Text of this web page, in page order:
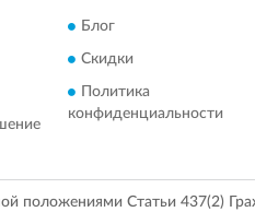
Блог
Скидки
Политика
конфиденциальности
положениями Статьи 437(2)